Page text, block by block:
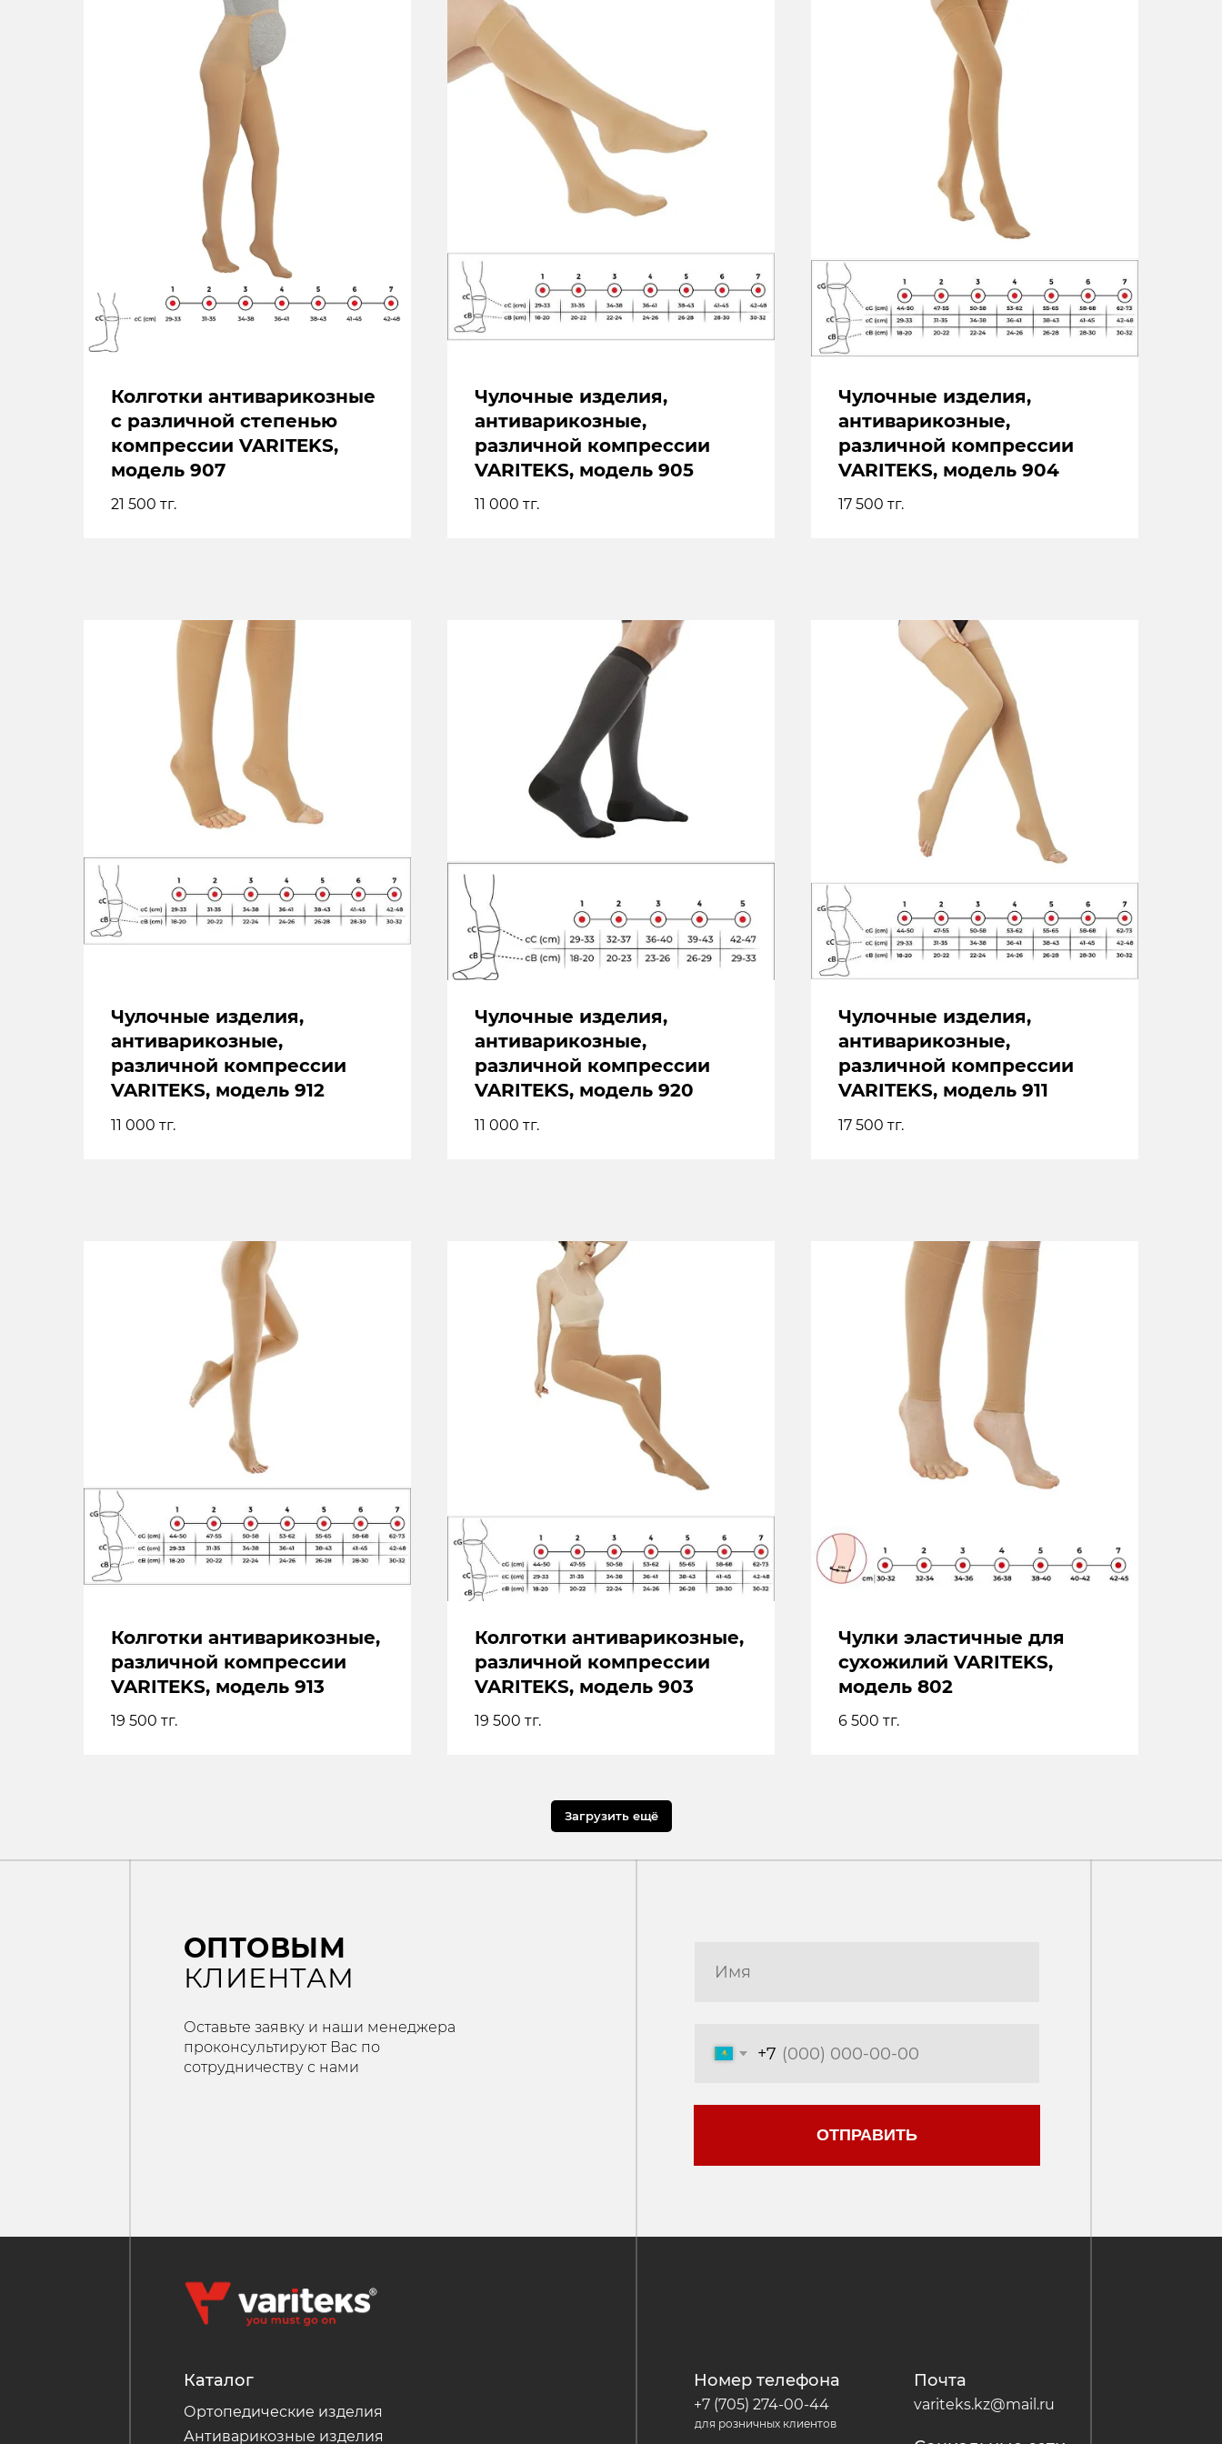
Колготки антиварикозные
с различной степенью
компрессии VARITEKS,
модель 907
21 500 тг.
Чулочные изделия,
антиварикозные,
различной компрессии
VARITEKS, модель 905
11 000 тг.
Чулочные изделия,
антиварикозные,
различной компрессии
VARITEKS, модель 904
17 500 тг.
Чулочные изделия,
антиварикозные,
различной компрессии
VARITEKS, модель 912
11 000 тг.
Чулочные изделия,
антиварикозные,
различной компрессии
VARITEKS, модель 920
11 000 тг.
Чулочные изделия,
антиварикозные,
различной компрессии
VARITEKS, модель 911
17 500 тг.
Колготки антиварикозные,
различной компрессии
VARITEKS, модель 913
19 500 тг.
Колготки антиварикозные,
различной компрессии
VARITEKS, модель 903
19 500 тг.
Чулки эластичные для
сухожилий VARITEKS,
модель 802
6 500 тг.
Загрузить ещё
ОПТОВЫМ
КЛИЕНТАМ
ОТПРАВИТЬ
Согласие на обработку персональных данных
Социальные сети
variteks.kz@mail.ru
+7 (705) 274-00-44
для оптовых клиентов